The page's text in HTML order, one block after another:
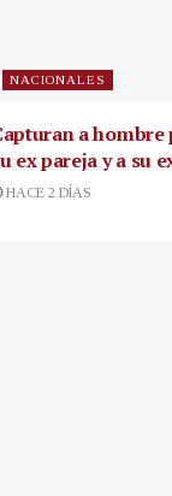
NACIONALES
a
ex pareja y a su
HACE 2 DÍAS